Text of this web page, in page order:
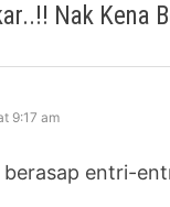
Nak Kena
9:17 am
entri-